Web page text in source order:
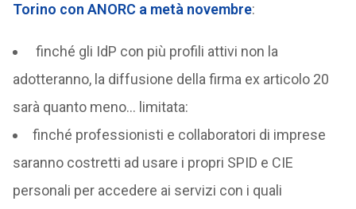
Torino con ANORC a metà novembre:
finché gli IdP con più profili attivi non la
adotteranno, la diffusione della firma ex articolo 20
sarà quanto meno… limitata:
finché professionisti e collaboratori di imprese
saranno costretti ad usare i propri SPID e CIE
personali per accedere ai servizi con i quali